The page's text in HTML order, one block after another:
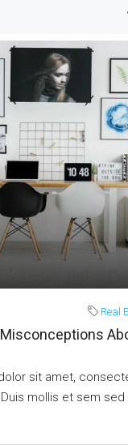
Real
Misconceptions
sit amet,
Duis mollis et sem sed